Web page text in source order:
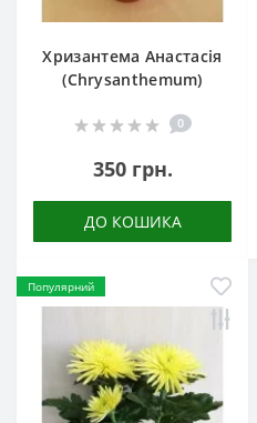
Хризантема Анастасія
(Chrysanthemum)
0
350 грн.
ДО КОШИКА
Популярний